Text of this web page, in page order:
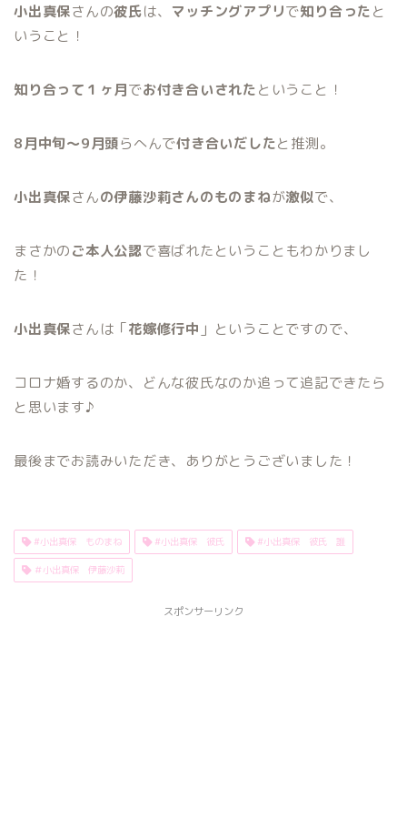
小出真保さんの彼氏は、 マッチングアプリで知り合ったと
いうこと！
知り合って１ヶ月でお付き合いされたということ！
8月中旬〜9月頭らへんで付き合いだしたと推測。
小出真保さんの伊藤沙莉さんのものまねが激似で、
まさかのご本人公認で喜ばれたということもわかりまし
た！
小出真保さんは「花嫁修行中 」ということですので、
コロナ婚するのか、どんな彼氏なのか追って追記できたら
と思います♪
最後までお読みいただき、ありがとうございました！
#小出真保 ものまね #小出真保 彼氏 #小出真保 彼氏 誰
＃小出真保 伊藤沙莉
スポンサーリンク